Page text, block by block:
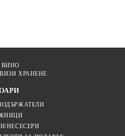
ВИНО
ХРАНЕНЕ
НЕСЕСЕРИ